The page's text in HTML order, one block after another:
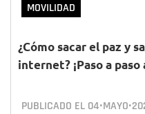
MOVILIDAD
¿Cómo sacar el paz y
internet? ¡Paso a paso
PUBLICADO EL